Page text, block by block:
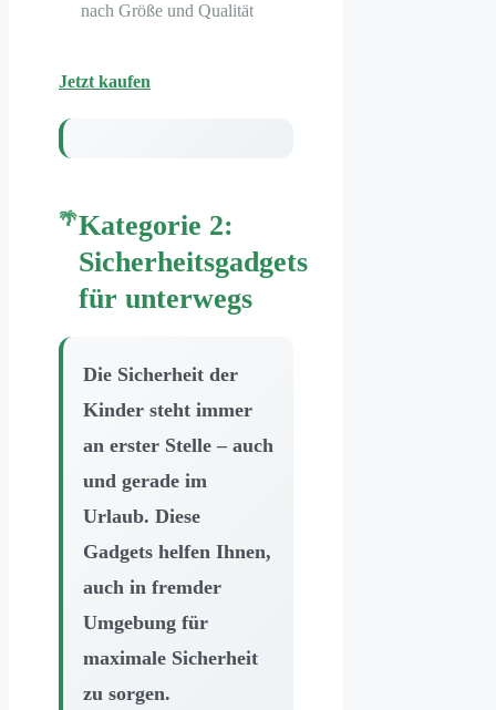
nach Größe und Qualität
Jetzt kaufen
Kategorie 2:
Sicherheitsgadgets
für unterwegs
Die Sicherheit der
Kinder steht immer
an erster Stelle – auch
und gerade im
Urlaub. Diese
Gadgets helfen Ihnen,
auch in fremder
Umgebung für
maximale Sicherheit
zu sorgen.